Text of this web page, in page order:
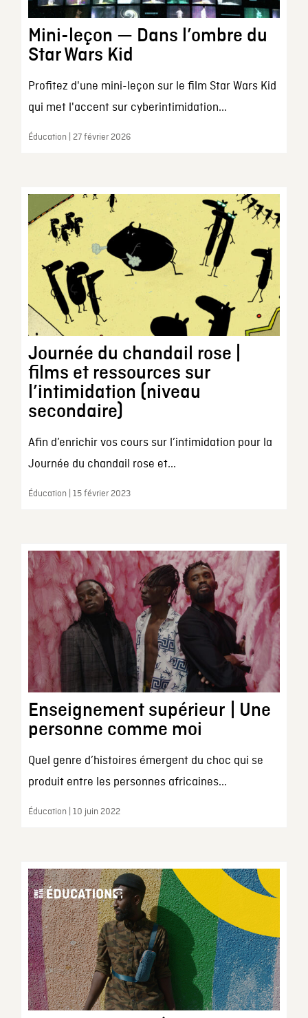
Mini-leçon — Dans l’ombre du
Star Wars Kid
Profitez d'une mini-leçon sur le film Star Wars Kid
qui met l'accent sur cyberintimidation...
Éducation | 27 février 2026
Journée du chandail rose |
films et ressources sur
l’intimidation (niveau
secondaire)
Afin d’enrichir vos cours sur l’intimidation pour la
Journée du chandail rose et...
Éducation | 15 février 2023
Enseignement supérieur | Une
personne comme moi
Quel genre d’histoires émergent du choc qui se
produit entre les personnes africaines...
Éducation | 10 juin 2022